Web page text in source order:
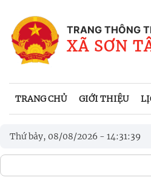
TRANG THÔNG
XÃ SƠN
TRANG CHỦ GIỚI THIỆU
Thứ bảy, 08/08/2026 - 14:31:40
TIẾP VÀ LÀM VIỆC VỚI ĐOÀN
TÂY THẮP NẾN TRI ÂN CÁC